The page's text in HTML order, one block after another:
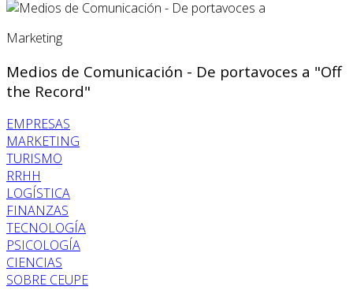
Marketing
Medios de Comunicación - De portavoces a "Off
the Record"
EMPRESAS
MARKETING
TURISMO
RRHH
LOGÍSTICA
FINANZAS
TECNOLOGÍA
PSICOLOGÍA
CIENCIAS
SOBRE CEUPE